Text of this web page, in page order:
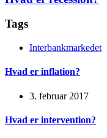
Tags
Interbankmarkedet
Hvad er inflation?
3. februar 2017
Hvad er intervention?